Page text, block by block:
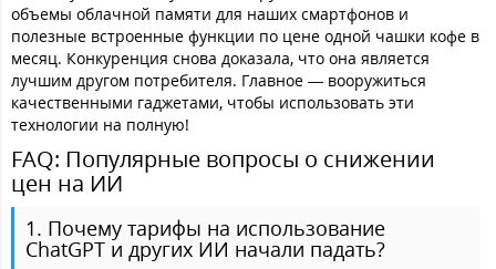
объемы облачной памяти для наших смартфонов и
полезные встроенные функции по цене одной чашки кофе в
месяц. Конкуренция снова доказала, что она является
лучшим другом потребителя. Главное — вооружиться
качественными гаджетами, чтобы использовать эти
технологии на полную!
FAQ: Популярные вопросы о снижении
цен на ИИ
1. Почему тарифы на использование
ChatGPT и других ИИ начали падать?